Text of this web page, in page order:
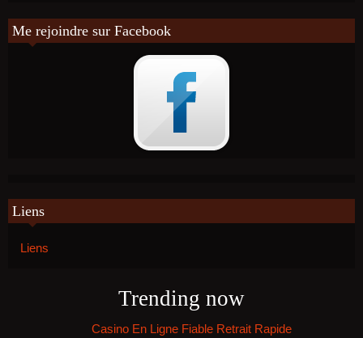
Me rejoindre sur Facebook
Liens
Liens
Trending now
Casino En Ligne Fiable Retrait Rapide